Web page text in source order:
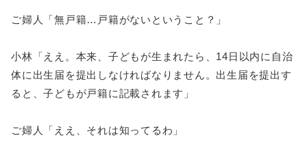
ご婦人「無戸籍…戸籍がないということ？」
小林「ええ。本来、子どもが生まれたら、14日以内に自治
体に出生届を提出しなければなりません。出生届を提出す
ると、子どもが戸籍に記載されます」
ご婦人「ええ、それは知ってるわ」